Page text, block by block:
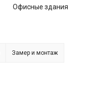
Офисные здания
Замер и монтаж